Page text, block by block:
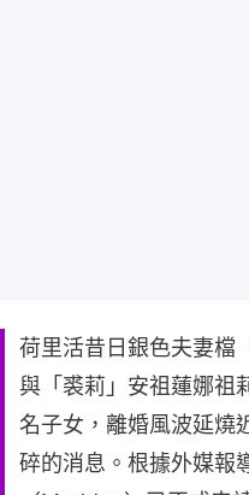
荷里活昔日銀色夫妻檔
與「裘莉」安祖蓮娜祖
名子女，離婚風波延燒
碎的消息。根據外媒報